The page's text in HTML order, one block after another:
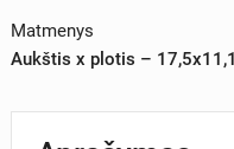
Matmenys
Aukštis x plotis –